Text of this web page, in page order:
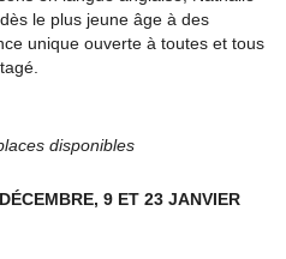
le plus jeune âge à des
unique ouverte à toutes et tous
disponibles
9 ET 23 JANVIER